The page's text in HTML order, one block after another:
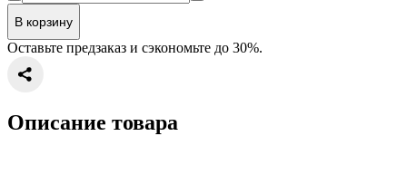
В корзину
Оставьте предзаказ и сэкономьте до 30%.
Описание товара